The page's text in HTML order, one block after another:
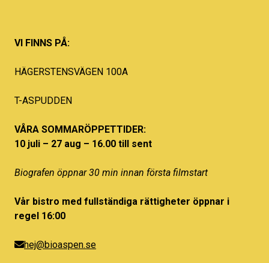
VI FINNS PÅ:
HÄGERSTENSVÄGEN 100A
T-ASPUDDEN
VÅRA SOMMARÖPPETTIDER:
10 juli – 27 aug – 16.00 till sent
Biografen öppnar 30 min innan första filmstart
Vår bistro med fullständiga rättigheter öppnar i
regel 16:00
hej@bioaspen.se